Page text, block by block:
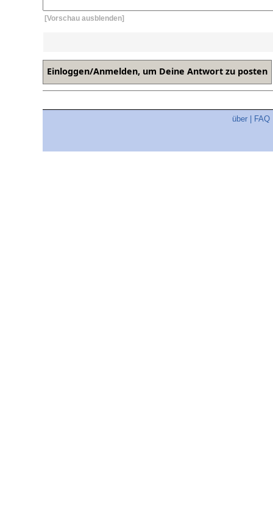
[Vorschau ausblenden]
über FAQ